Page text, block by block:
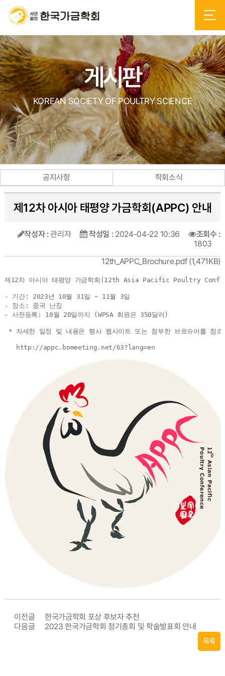
게시판
KOREAN SOCIETY OF POULTRY SCIENCE
공지사항 학회소식
제12차 아시아 태평양 가금학회(APPC) 안내
작성자 :관리자 작성일 : 2024-04-22 10:36
조회수 :
1803
12th_APPC_Brochure.pdf(1,471KB)
제12차 아시아 태평양 가금학회(12th Asia Pacific Poultry
- 기간: 2023년 10월 31일 ~ 11월 3일
- 장소: 중국 난징
- 사전등록: 10월 20일까지 (WPSA 회원은 350달러)
* 자세한 일정 및 내용은 행사 웹사이트 또는 첨부한 브로슈어를 참
http://appc.bomeeting.net/63?lang=en
이전글
한국가금학회 포상 후보자 추천
다음글
2023 한국가금학회 정기총회 및 학술발표회 안내
목록